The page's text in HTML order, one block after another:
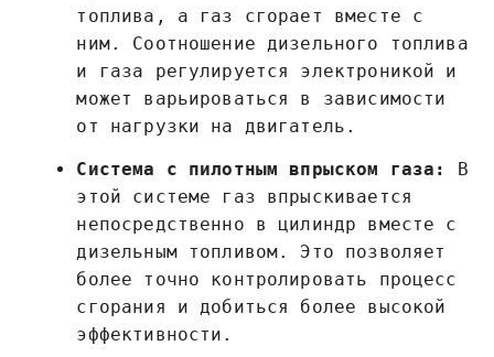
топлива, а газ сгорает вместе с
ним. Соотношение дизельного топлива
и газа регулируется электроникой и
может варьироваться в зависимости
от нагрузки на двигатель.
Система с пилотным впрыском газа:
В
этой системе газ впрыскивается
непосредственно в цилиндр вместе с
дизельным топливом. Это позволяет
более точно контролировать процесс
сгорания и добиться более высокой
эффективности.